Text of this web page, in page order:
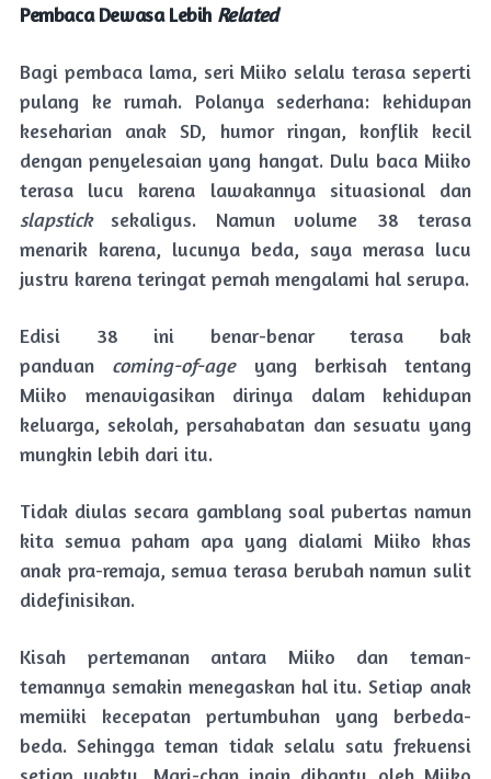
Pembaca Dewasa Lebih Related
Bagi pembaca lama, seri Miiko selalu terasa seperti
pulang ke rumah. Polanya sederhana: kehidupan
keseharian anak SD, humor ringan, konflik kecil
dengan penyelesaian yang hangat. Dulu baca Miiko
terasa lucu karena lawakannya situasional dan
slapsticksekaligus. Namun volume 38 terasa
menarik karena, lucunya beda, saya merasa lucu
justru karena teringat pernah mengalami hal serupa.
Edisi 38 ini benar-benar terasa bak
panduan coming-of-age yang berkisah tentang
Miiko menavigasikan dirinya dalam kehidupan
keluarga, sekolah, persahabatan dan sesuatu yang
mungkin lebih dari itu.
Tidak diulas secara gamblang soal pubertas namun
kita semua paham apa yang dialami Miiko khas
anak pra-remaja, semua terasa berubah namun sulit
didefinisikan.
Kisah pertemanan antara Miiko dan teman-
temannya semakin menegaskan hal itu. Setiap anak
memiiki kecepatan pertumbuhan yang berbeda-
beda. Sehingga teman tidak selalu satu frekuensi